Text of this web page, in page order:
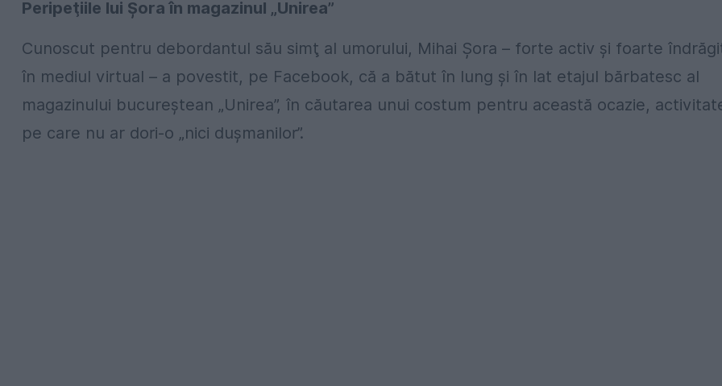
Peripeţiile lui Şora în magazinul „Unirea”
Cunoscut pentru debordantul său simţ al umorului, Mihai Şora – forte activ şi foarte
în mediul virtual – a povestit, pe Facebook, că a bătut în lung şi în lat etajul bărbatesc al
magazinului bucureştean „Unirea”, în căutarea unui costum pentru această ocazie,
pe care nu ar dori-o „nici duşmanilor”.